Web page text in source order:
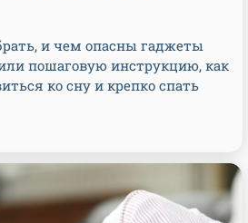
и чем опасны гаджеты
пошаговую инструкцию, как
ко сну и крепко спать